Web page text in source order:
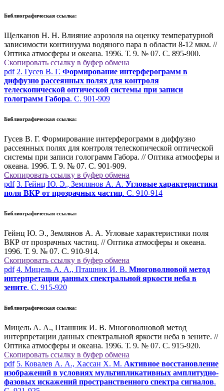
Библиографическая ссылка:
Щелканов Н. Н. Влияние аэрозоля на оценку температурной
зависимости континуума водяного пара в области 8-12 мкм. //
Оптика атмосферы и океана. 1996. Т. 9. № 07. С. 895-900.
Скопировать ссылку в буфер обмена
pdf 2. Гусев В. Г. Формирование интерферограмм в
диффузно рассеянных полях для контроля
телескопической оптической системы при записи
голограмм Габора. С. 901-909
Библиографическая ссылка:
Гусев В. Г. Формирование интерферограмм в диффузно
рассеянных полях для контроля телескопической оптической
системы при записи голограмм Габора. // Оптика атмосферы и
океана. 1996. Т. 9. № 07. С. 901-909.
Скопировать ссылку в буфер обмена
pdf 3. Гейнц Ю. Э., Землянов А. А. Угловые характеристики
поля ВКР от прозрачных частиц. С. 910-914
Библиографическая ссылка:
Гейнц Ю. Э., Землянов А. А. Угловые характеристики поля
ВКР от прозрачных частиц. // Оптика атмосферы и океана.
1996. Т. 9. № 07. С. 910-914.
Скопировать ссылку в буфер обмена
pdf 4. Мицель А. А., Пташник И. В. Многоволновой метод
интерпретации данных спектральной яркости неба в
зените. С. 915-920
Библиографическая ссылка:
Мицель А. А., Пташник И. В. Многоволновой метод
интерпретации данных спектральной яркости неба в зените. //
Оптика атмосферы и океана. 1996. Т. 9. № 07. С. 915-920.
Скопировать ссылку в буфер обмена
pdf 5. Ковалев А. А., Хассан Х. М. Активное восстановление
изображений в условиях мультипликативных амплитудно-
фазовых искажений пространственного спектра сигналов.